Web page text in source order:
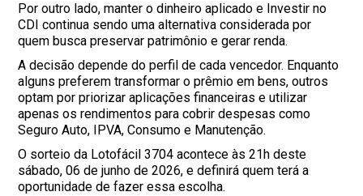
Por outro lado, manter o dinheiro aplicado e Investir no
CDI continua sendo uma alternativa considerada por
quem busca preservar patrimônio e gerar renda.
A decisão depende do perfil de cada vencedor. Enquanto
alguns preferem transformar o prêmio em bens, outros
optam por priorizar aplicações financeiras e utilizar
apenas os rendimentos para cobrir despesas como
Seguro Auto, IPVA, Consumo e Manutenção.
O sorteio da Lotofácil 3704 acontece às 21h deste
sábado, 06 de junho de 2026, e definirá quem terá a
oportunidade de fazer essa escolha.